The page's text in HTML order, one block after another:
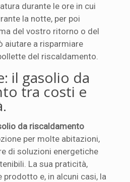
durante le ore in cui
la notte, per poi
del vostro ritorno o del
aiutare a risparmiare
del riscaldamento.
il gasolio da
tra costi e
da riscaldamento
per molte abitazioni,
di soluzioni energetiche
La sua praticità,
prodotto e, in alcuni casi, la